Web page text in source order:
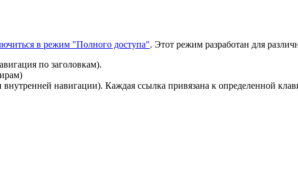
в режим "Полного доступа". Этот режим разработан для
по заголовкам).
навигации). Каждая ссылка привязана к определенной